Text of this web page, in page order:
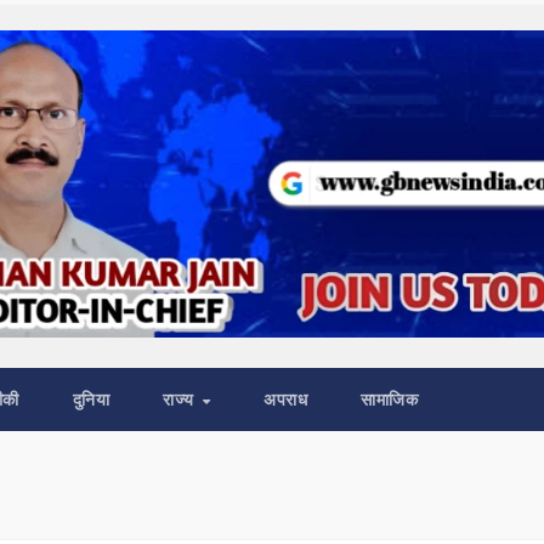
दुनिया राज्य अपराध सामाजिक